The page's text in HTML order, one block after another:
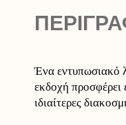
Ένα εντυπωσιακό
εκδοχή προσφέρει
ιδιαίτερες